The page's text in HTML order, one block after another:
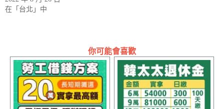
在「台北」中
你可能會喜歡